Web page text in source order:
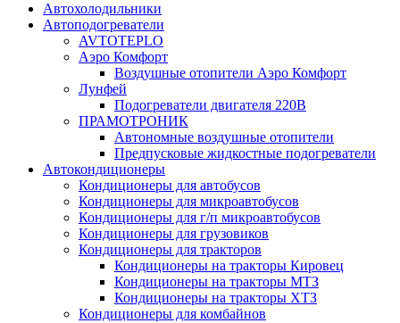
Автохолодильники
Автоподогреватели
AVTOTEPLO
Аэро Комфорт
Воздушные отопители Аэро Комфорт
Лунфей
Подогреватели двигателя 220В
ПРАМОТРОНИК
Автономные воздушные отопители
Предпусковые жидкостные подогреватели
Автокондиционеры
Кондиционеры для автобусов
Кондиционеры для микроавтобусов
Кондиционеры для г/п микроавтобусов
Кондиционеры для грузовиков
Кондиционеры для тракторов
Кондиционеры на тракторы Кировец
Кондиционеры на тракторы МТЗ
Кондиционеры на тракторы ХТЗ
Кондиционеры для комбайнов